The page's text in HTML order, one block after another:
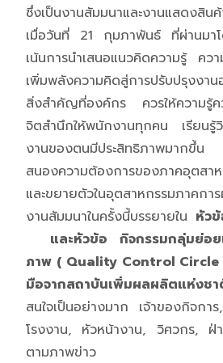
ซึ่งเป็นงานสัมมนาและงานแสดงสิน
เมื่อวันที่ 21 กุมภาพันธ์ ที่ผ่านมาโ
เน้นการนำเสนอแนวคิดความรู้ คว
เพิ่มพลังความคิดสู่การปรับปรุงงา
สิ่งสำคัญที่องค์กร ควรให้ความรู้ค
จิตสำนึกให้พนักงานทุกคน เรียนรู้
งานของตนมีประสิทธิภาพมากขึ้
สนองความต้องการของภาคอุตส
และขยายตัวในอุตสาหกรรมภาคก
งานสัมมนาในครั้งนี้บรรยายใน หัว
และหัวข้อ กิจกรรมกลุ่มย่อย
ภาพ ( Quality Control Circle
มือจากสถาบันเพิ่มผลผลิตแห่งช
สนใจเป็นอย่างมาก เจ้าของกิจก
โรงงาน, หัวหน้างาน, วิศวกร, ฝ่
ตามภาพข่าว